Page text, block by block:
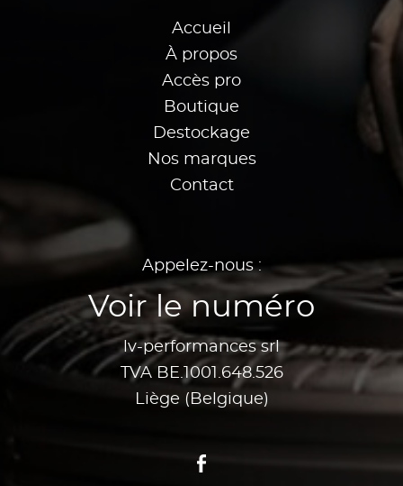
Accueil
À propos
Accès pro
Boutique
Destockage
Nos marques
Contact
Appelez-nous :
Voir le numéro
lv-performances srl
TVA BE.1001.648.526
Liège (Belgique)